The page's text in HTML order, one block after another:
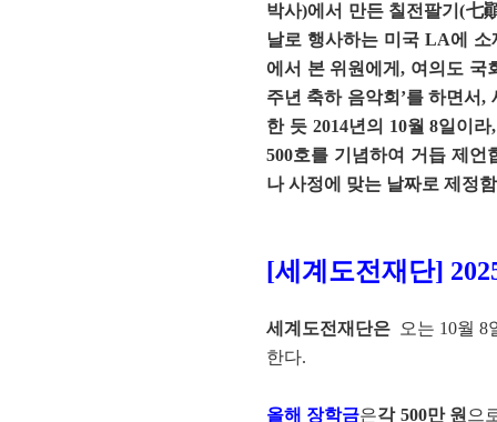
박사)에서 만든 칠전팔기(七
날로 행사하는 미국 LA에
에서 본 위원에게, 여의도 국
주년 축하 음악회’를 하면서
한 듯 2014년의 10월 8일이
500호를 기념하여 거듭 제언
나 사정에 맞는 날짜로 제정
[세계도전재단]
세계도전재단은 오는 10월
한다.
올해 장학금은각 500만 원 으